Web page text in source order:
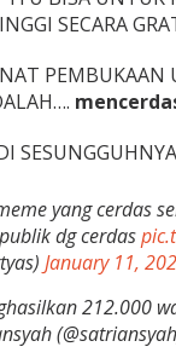
SECARA
PEMBUKAAN
yang cerdas
dg cerdas
January 11,
212.000